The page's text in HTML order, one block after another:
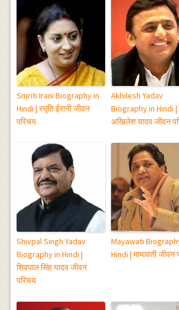
Smriti Irani Biography in
Hindi | स्मृति ईरानी जीवन
परिचय
Akhilesh Yadav
Biography in Hindi |
अखिलेश यादव जीवन
Shivpal Singh Yadav
Biography in Hindi |
शिवपाल सिंह यादव जीवन
परिचय
Mayawati
Hindi | मायावती जीवन